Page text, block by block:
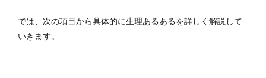
では、次の項目から具体的に生理あるあるを詳しく解説して
いきます。